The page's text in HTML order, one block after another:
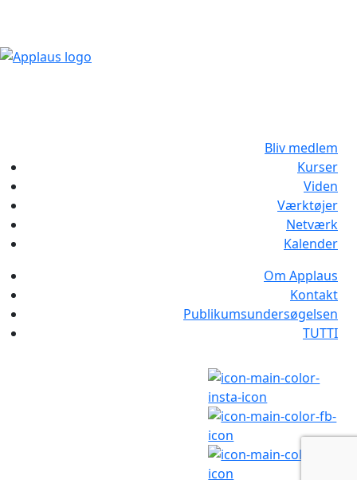
Bliv medlem
Kurser
Viden
Værktøjer
Netværk
Kalender
Om Applaus
Kontakt
Publikumsundersøgelsen
TUTTI